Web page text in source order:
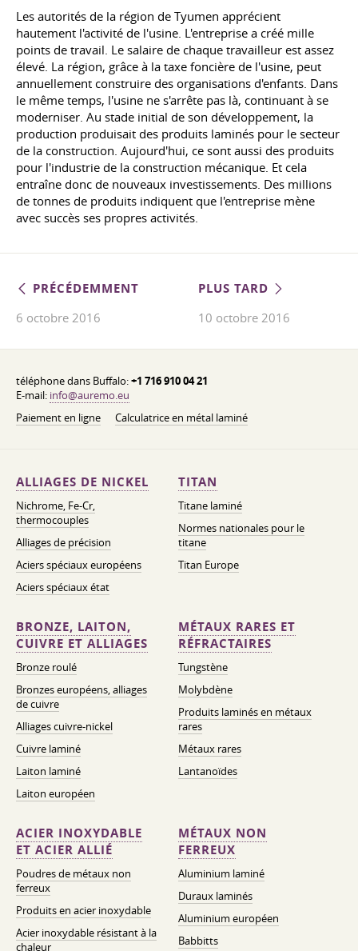
Les autorités de la région de Tyumen apprécient
hautement l'activité de l'usine. L'entreprise a créé mille
points de travail. Le salaire de chaque travailleur est assez
élevé. La région, grâce à la taxe foncière de l'usine, peut
annuellement construire des organisations d'enfants. Dans
le même temps, l'usine ne s'arrête pas là, continuant à se
moderniser. Au stade initial de son développement, la
production produisait des produits laminés pour le secteur
de la construction. Aujourd'hui, ce sont aussi des produits
pour l'industrie de la construction mécanique. Et cela
entraîne donc de nouveaux investissements. Des millions
de tonnes de produits indiquent que l'entreprise mène
avec succès ses propres activités.
PRÉCÉDEMMENT
6 octobre 2016
PLUS TARD
10 octobre 2016
téléphone dans Buffalo:+1 716 910 04 21
E-mail: info@auremo.eu
Paiement en ligne
Calculatrice en métal laminé
ALLIAGES DE NICKEL
Nichrome, Fe-Cr,
thermocouples
Alliages de précision
Aciers spéciaux européens
Aciers spéciaux état
TITAN
Titane laminé
Normes nationales pour le
titane
Titan Europe
BRONZE, LAITON,
CUIVRE ET ALLIAGES
Bronze roulé
Bronzes européens, alliages
de cuivre
Alliages cuivre-nickel
Cuivre laminé
Laiton laminé
Laiton européen
MÉTAUX RARES ET
RÉFRACTAIRES
Tungstène
Molybdène
Produits laminés en métaux
rares
Métaux rares
Lantanoïdes
ACIER INOXYDABLE
ET ACIER ALLIÉ
Poudres de métaux non
ferreux
Produits en acier inoxydable
Acier inoxydable résistant à la
chaleur
MÉTAUX NON
FERREUX
Aluminium laminé
Duraux laminés
Aluminium européen
Babbitts